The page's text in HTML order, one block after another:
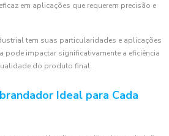
em aplicações que requerem precisão e
tem suas particularidades e aplicações
pode impactar significativamente a eficiência
do produto final.
Ideal para Cada